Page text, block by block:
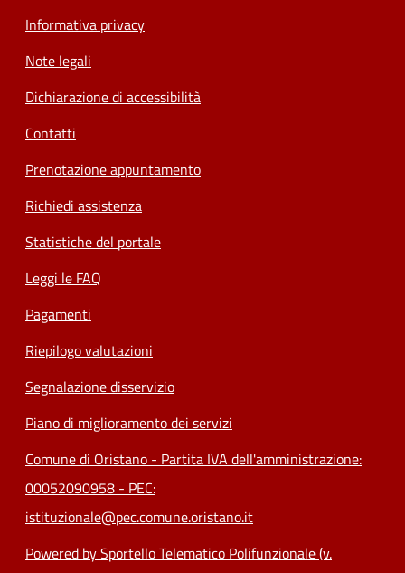
Informativa privacy
Note legali
Dichiarazione di accessibilità
Contatti
Prenotazione appuntamento
Richiedi assistenza
Statistiche del portale
Leggi le FAQ
Pagamenti
Riepilogo valutazioni
Segnalazione disservizio
Piano di miglioramento dei servizi
Comune di Oristano - Partita IVA dell'amministrazione:
00052090958 - PEC:
istituzionale@pec.comune.oristano.it
Powered by Sportello Telematico Polifunzionale (v.